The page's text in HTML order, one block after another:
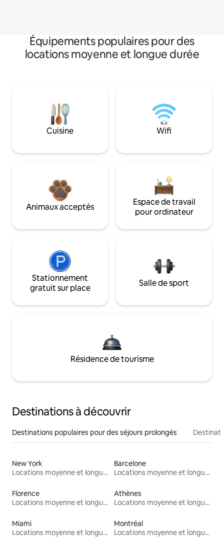
Équipements populaires pour des
locations moyenne et longue durée
Cuisine Wifi
Animaux acceptés
Espace de travail
pour ordinateur
Stationnement
gratuit sur place
Salle de sport
Résidence de tourisme
Destinations à découvrir
Destinations populaires pour des séjours prolongés
New York
Locations moyenne et longue durée
Barcelone
Locations moyenne et longue durée
Florence
Locations moyenne et longue durée
Athènes
Locations moyenne et longue durée
Miami
Locations moyenne et longue durée
Montréal
Locations moyenne et longue durée